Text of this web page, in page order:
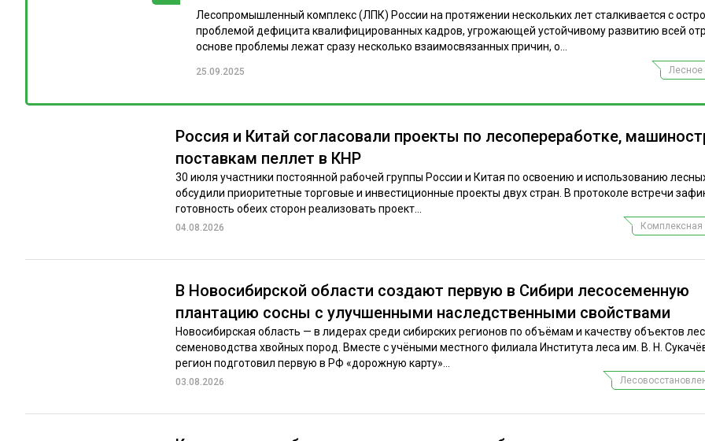
Россия и Китай согласовали проекты по лесопереработке,
поставкам пеллет в КНР
30 июля участники постоянной рабочей группы России и Китая по освоению и использованию
обсудили приоритетные торговые и инвестиционные проекты двух стран. В протоколе встречи
готовность обеих сторон реализовать проект...
04.08.2026 Комплексная
В Новосибирской области создают первую в Сибири лесосеменную
плантацию сосны с улучшенными наследственными свойствами
Новосибирская область — в лидерах среди сибирских регионов по объёмам и качеству объектов
семеноводства хвойных пород. Вместе с учёными местного филиала Института леса им. В. Н.
регион подготовил первую в РФ «дорожную карту»...
03.08.2026
Лесопромышленный комплекс (ЛПК) России на протяжении нескольких лет сталкивается с
проблемой дефицита квалифицированных кадров, угрожающей устойчивому развитию всей
основе проблемы лежат сразу несколько взаимосвязанных причин, о...
25.09.2025 Лесное